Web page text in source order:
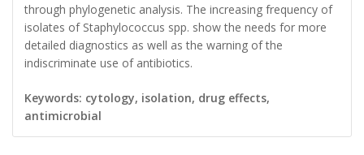
through phylogenetic analysis. The increasing frequency of
isolates of Staphylococcus spp. show the needs for more
detailed diagnostics as well as the warning of the
indiscriminate use of antibiotics.
Keywords: cytology, isolation, drug effects,
antimicrobial